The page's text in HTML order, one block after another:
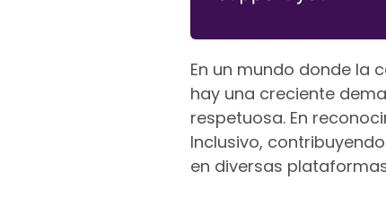
En un mundo donde la
hay una creciente
respetuosa. En
Inclusivo,
en diversas